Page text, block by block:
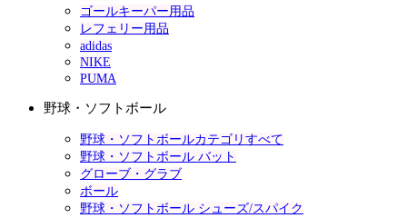
ゴールキーパー用品
レフェリー用品
adidas
NIKE
PUMA
野球・ソフトボール
野球・ソフトボールカテゴリすべて
野球・ソフトボール バット
グローブ・グラブ
ボール
野球・ソフトボール シューズ/スパイク